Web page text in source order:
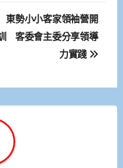
東勢小小客家領袖營開
客委會主委分享領導
力實踐